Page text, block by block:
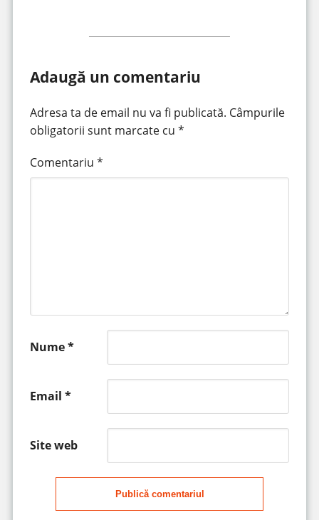
Adaugă un comentariu
Adresa ta de email nu va fi publicată. Câmpurile
obligatorii sunt marcate cu *
Comentariu *
Nume*
Email *
Site web
Publică comentariul